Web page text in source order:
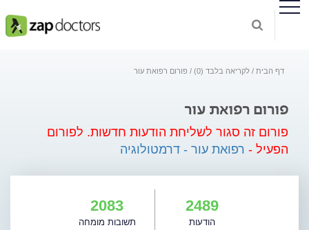
דף הבית לקריאה בלבד (0) פורום רפואת עור
פורום רפואת עור
פורום זה סגור לשליחת הודעות חדשות. לפורום
הפעיל - רפואת עור - דרמטולוגיה
2489
הודעות
2083
תשובות מומחה